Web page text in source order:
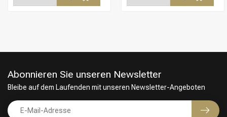
Abonnieren Sie unseren Newsletter
Bleibe auf dem Laufenden mit unseren Newsletter-Angeboten